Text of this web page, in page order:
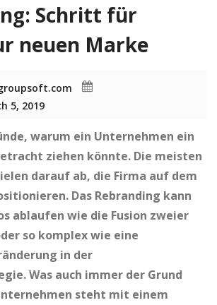
Schritt für
neuen Marke
5, 2019
warum ein Unternehmen ein
ziehen könnte. Die meisten
darauf ab, die Firma auf dem
Das Rebranding kann
ablaufen wie die Fusion zweier
so komplex wie eine
in der
Was auch immer der Grund
steht mit einem